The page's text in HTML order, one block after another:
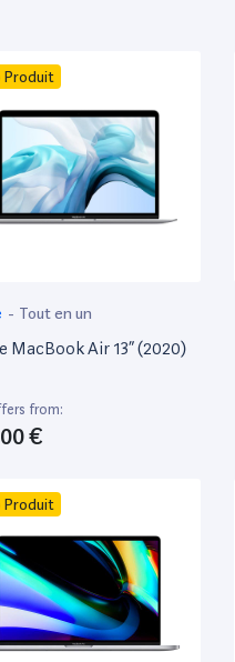
Produit
- Tout en un
MacBook Air 13” (2020)
from:
€
Produit